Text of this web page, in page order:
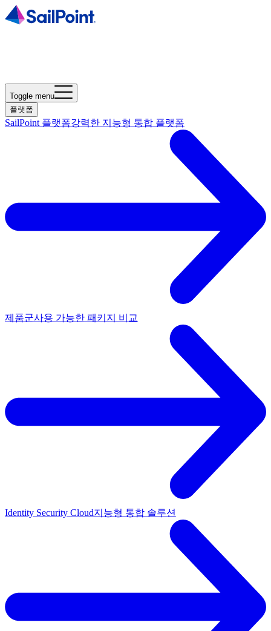
Toggle menu
플랫폼
SailPoint 플랫폼강력한 지능형 통합 플랫폼
제품군사용 가능한 패키지 비교
Identity Security Cloud지능형 통합 솔루션